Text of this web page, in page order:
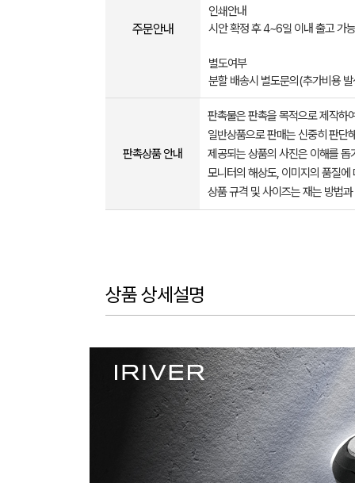
주문안내
인쇄안내
시안 확정 후 4~6일 이내 출고 가
별도여부
분할 배송시 별도문의(추가비용
판촉상품 안내
판촉물은 판촉을 목적으로 제작하
일반상품으로 판매는 신중히 판단
제공되는 상품의 사진은 이해를
모니터의 해상도, 이미지의 품질
상품 규격 및 사이즈는 재는 방법
상품 상세설명